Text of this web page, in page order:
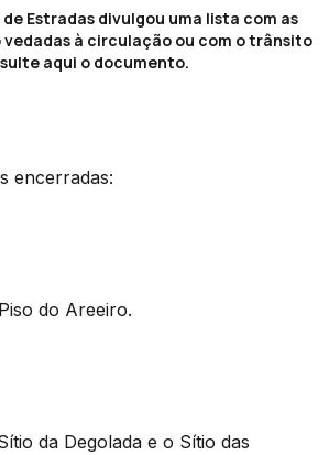
Estradas divulgou uma lista com as
vedadas à circulação ou com o trânsito
aqui o documento.
encerradas:
do Areeiro.
da Degolada e o Sítio das